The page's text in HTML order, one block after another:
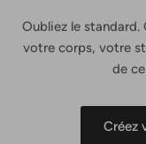
Oubliez le
votre corps, votre
de
Créez